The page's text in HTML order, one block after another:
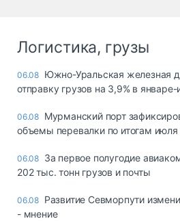
Логистика, грузы
06.08 Южно-Уральская железная
отправку грузов на 3,9% в
06.08 Мурманский порт
объемы перевалки по итогам июля
06.08 За первое полугодие
202 тыс. тонн грузов и почты
06.08 Развитие Севморпути
- мнение